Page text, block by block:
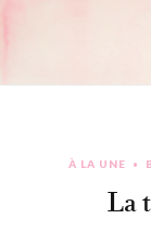
À LA UNE
La